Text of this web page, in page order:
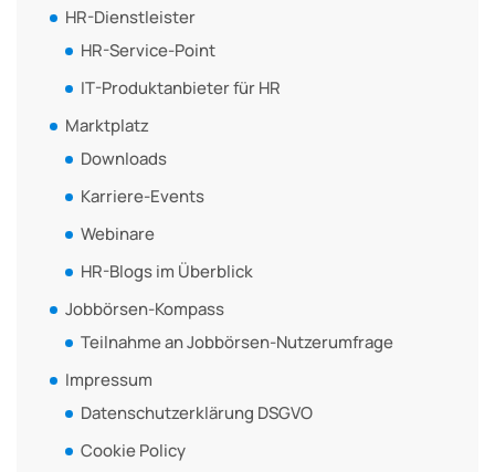
HR-Dienstleister
HR-Service-Point
IT-Produktanbieter für HR
Marktplatz
Downloads
Karriere-Events
Webinare
HR-Blogs im Überblick
Jobbörsen-Kompass
Teilnahme an Jobbörsen-Nutzerumfrage
Impressum
Datenschutzerklärung DSGVO
Cookie Policy